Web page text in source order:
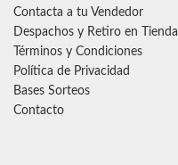
Contacta a tu Vendedor
Despachos y Retiro en Tienda
Términos y Condiciones
Política de Privacidad
Bases Sorteos
Contacto